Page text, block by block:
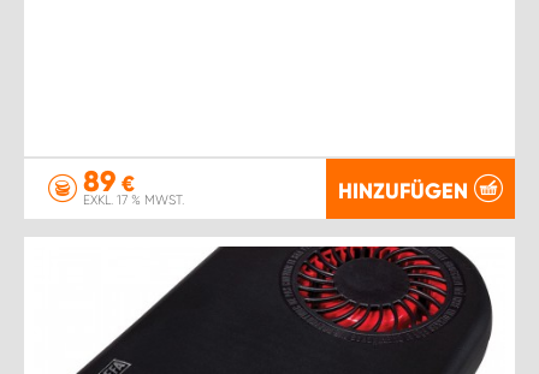
89 €
EXKL. 17 % MWST. HINZUFÜGEN